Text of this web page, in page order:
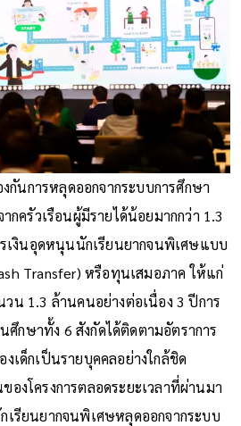
กันการหลุดออกจากระบบการศึกษา
กครัวเรือนผู้มีรายได้น้อยมากกว่า 1.3
เงินอุดหนุนนักเรียนยากจนพิเศษแบบ
Transfer) หรือทุนเสมอภาค ให้แก่
น 1.3 ล้านคนอย่างต่อเนื่อง 3 ปีการ
ศึกษาทั้ง 6 สังกัดได้ติดตามอัตราการ
เด็กเป็นรายบุคคลอย่างใกล้ชิด
องโครงการตลอดระยะเวลาที่ผ่านมา
เรียนยากจนพิเศษหลุดออกจากระบบ